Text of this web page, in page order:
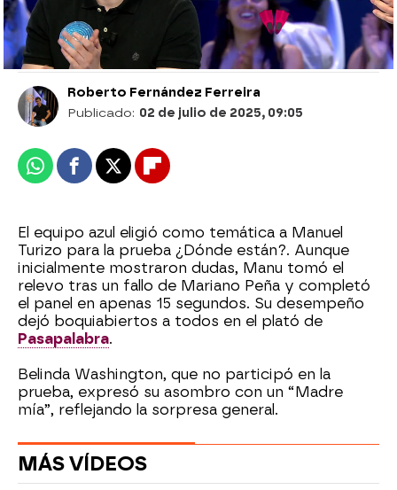
El concursante completa el panel dedicado a
Manuel Turizo en un solo turno, sorprendiendo a
todos con su rapidez y precisión.
Roberto Fernández Ferreira
Publicado: 02 de julio de 2025, 09:05
WhatsappFacebook
X Flipboard
El equipo azul eligió como temática a Manuel
Turizo para la prueba ¿Dónde están?. Aunque
inicialmente mostraron dudas, Manu tomó el
relevo tras un fallo de Mariano Peña y completó
el panel en apenas 15 segundos. Su desempeño
dejó boquiabiertos a todos en el plató de
Pasapalabra.
Belinda Washington, que no participó en la
prueba, expresó su asombro con un “Madre
mía”, reflejando la sorpresa general.
MÁS VÍDEOS